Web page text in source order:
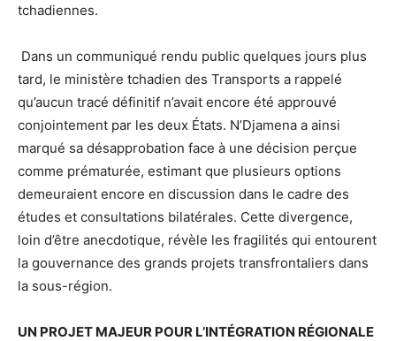
tchadiennes.
Dans un communiqué rendu public quelques jours plus
tard, le ministère tchadien des Transports a rappelé
qu’aucun tracé définitif n’avait encore été approuvé
conjointement par les deux États. N’Djamena a ainsi
marqué sa désapprobation face à une décision perçue
comme prématurée, estimant que plusieurs options
demeuraient encore en discussion dans le cadre des
études et consultations bilatérales. Cette divergence,
loin d’être anecdotique, révèle les fragilités qui entourent
la gouvernance des grands projets transfrontaliers dans
la sous-région.
UN PROJET MAJEUR POUR L’INTÉGRATION RÉGIONALE